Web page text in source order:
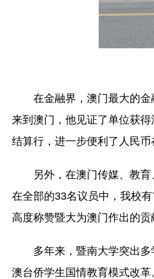
在金融界，澳门最大的
来到澳门，他见证了单位获
结算行，进一步便利了人民币
另外，在澳门传媒、教
在全部的33名议员中，我校
高度称赞暨大为澳门作出的贡
多年来，暨南大学突出
澳台侨学生国情教育模式改革